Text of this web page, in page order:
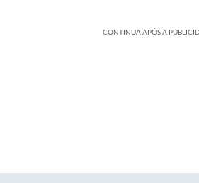
CONTINUA APÓS A